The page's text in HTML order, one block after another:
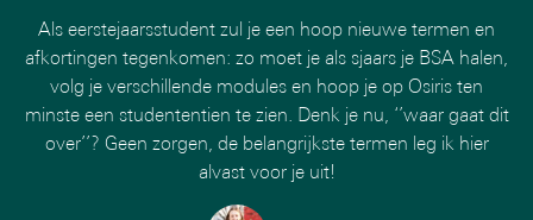
Als eerstejaarsstudent zul je een hoop nieuwe termen en
afkortingen tegenkomen: zo moet je als sjaars je BSA halen,
volg je verschillende modules en hoop je op Osiris ten
minste een studententien te zien. Denk je nu, ‘’waar gaat dit
over’’? Geen zorgen, de belangrijkste termen leg ik hier
alvast voor je uit!